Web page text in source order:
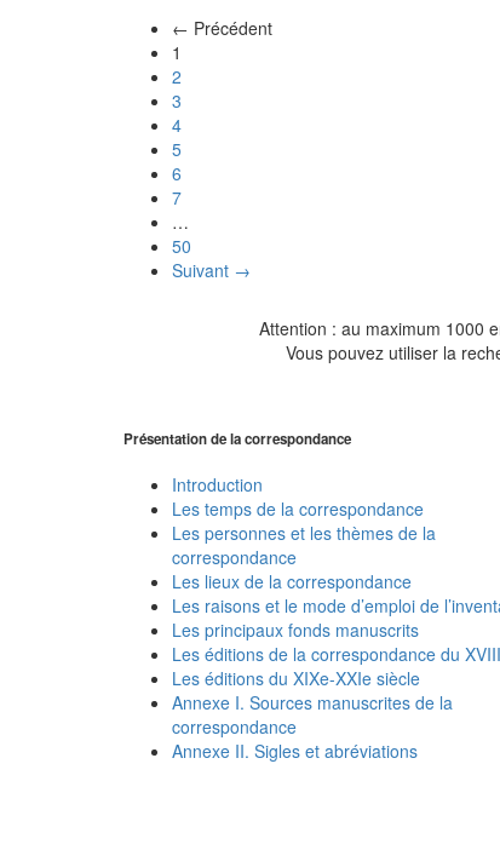
← Précédent
1
2
3
4
5
6
7
…
50
Suivant →
Attention : au maximum 1000
Vous pouvez utiliser la
Présentation de la correspondance
Introduction
Les temps de la correspondance
Les personnes et les thèmes de la
correspondance
Les lieux de la correspondance
Les raisons et le mode d’emploi de
Les principaux fonds manuscrits
Les éditions de la correspondance du
Les éditions du XIXe-XXIe siècle
Annexe I. Sources manuscrites de la
correspondance
Annexe II. Sigles et abréviations